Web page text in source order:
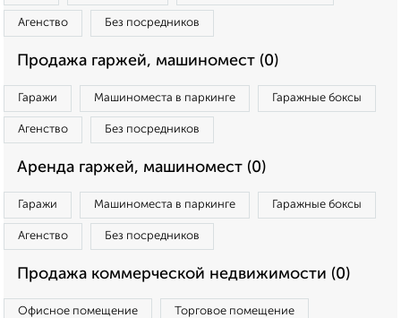
Агенство Без посредников
Продажа гаржей, машиномест (0)
Гаражи Машиноместа в паркинге Гаражные боксы
Агенство Без посредников
Аренда гаржей, машиномест (0)
Гаражи Машиноместа в паркинге Гаражные боксы
Агенство Без посредников
Продажа коммерческой недвижимости (0)
Офисное помещение Торговое помещение